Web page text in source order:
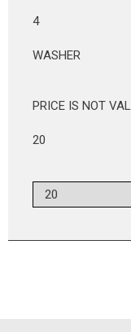
4
WASHER
PRICE IS NOT
20